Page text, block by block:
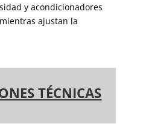
y acondicionadores
ajustan la
TÉCNICAS